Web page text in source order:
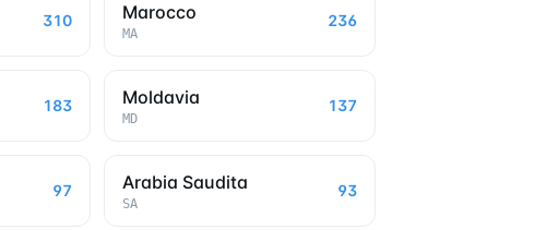
310 Marocco
MA
236
183 Moldavia
MD
137
97 Arabia Saudita
SA
93